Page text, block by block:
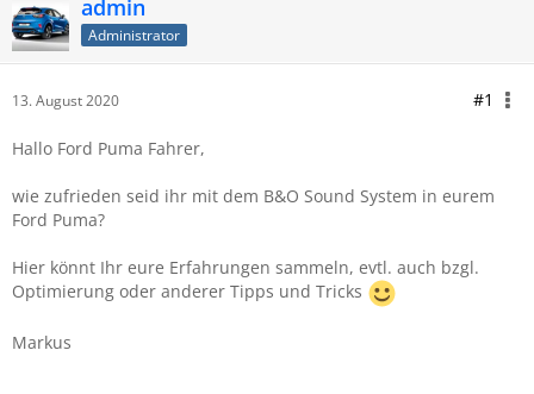
admin
Administrator
13. August 2020 #1
Hallo Ford Puma Fahrer,
wie zufrieden seid ihr mit dem B&O Sound System in eurem
Ford Puma?
Hier könnt Ihr eure Erfahrungen sammeln, evtl. auch bzgl.
Optimierung oder anderer Tipps und Tricks
Markus